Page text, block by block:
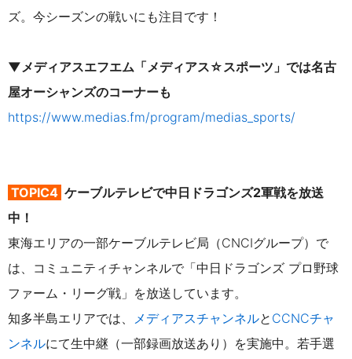
ズ。今シーズンの戦いにも注目です！
▼メディアスエフエム「メディアス☆スポーツ」では名古
屋オーシャンズのコーナーも
https://www.medias.fm/program/medias_sports/
TOPIC4 ケーブルテレビで中日ドラゴンズ2軍戦を放送
中！
東海エリアの一部ケーブルテレビ局（CNCIグループ）で
は、コミュニティチャンネルで「中日ドラゴンズ プロ野球
ファーム・リーグ戦」を放送しています。
知多半島エリアでは、
メディアスチャンネルと CCNCチャ
ンネルにて生中継（一部録画放送あり）を実施中。若手選